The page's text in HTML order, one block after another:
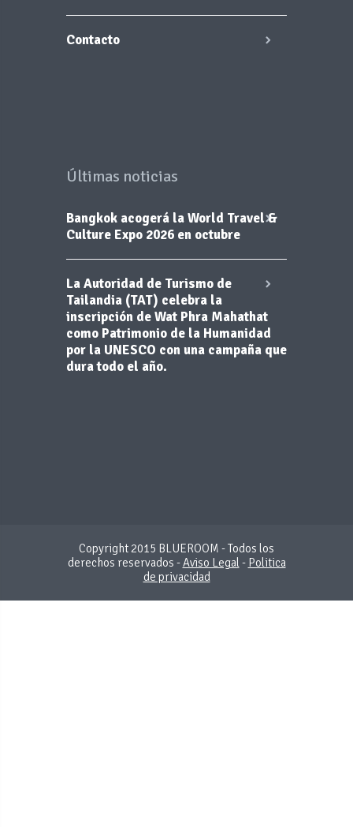
Contacto
Últimas noticias
Bangkok acogerá la World Travel &
Culture Expo 2026 en octubre
La Autoridad de Turismo de
Tailandia (TAT) celebra la
inscripción de Wat Phra Mahathat
como Patrimonio de la Humanidad
por la UNESCO con una campaña que
dura todo el año.
Copyright 2015 BLUEROOM - Todos los
derechos reservados -Aviso Legal- Politica
de privacidad